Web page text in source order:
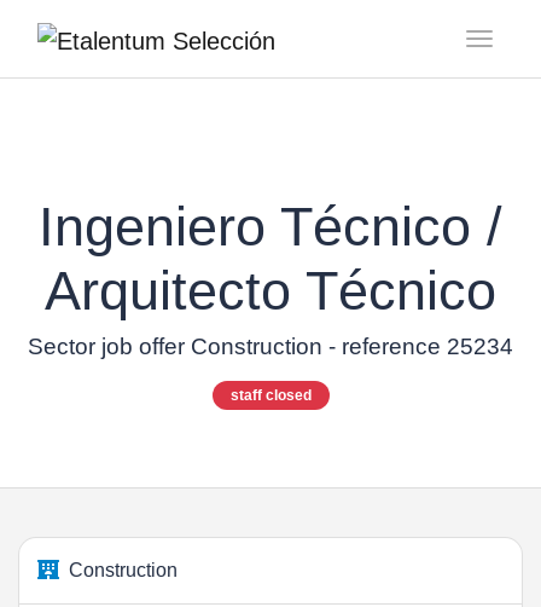
Ingeniero Técnico /
Arquitecto Técnico
Sector job offer Construction - reference 25234
staff closed
Construction